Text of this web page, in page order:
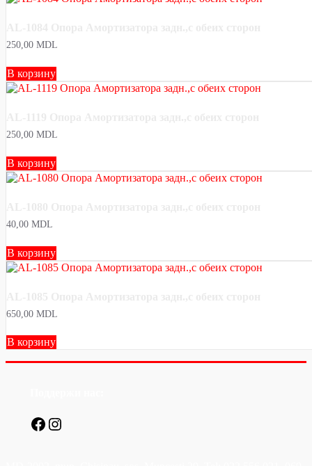
250,00 MDL
В корзину
250,00 MDL
В корзину
40,00 MDL
В корзину
650,00 MDL
В корзину
Facebook Instagram